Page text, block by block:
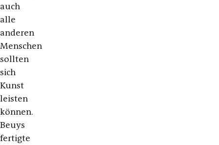
auch
alle
anderen
Menschen
sollten
sich
Kunst
leisten
können.
Beuys
fertigte